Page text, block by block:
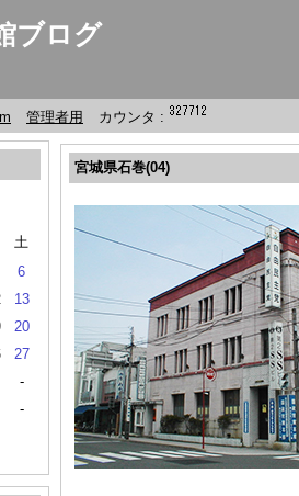
ブログ
管理者用 カウンタ :
土
6
13
20
27
-
-
宮城県石巻(04)